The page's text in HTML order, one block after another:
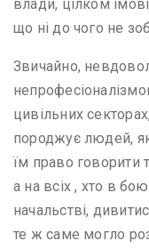
влади, цілком
що ні до чого не
Звичайно,
цивільних
породжує людей,
їм право говорити
а на всіх , хто в
начальстві,
те ж саме могло